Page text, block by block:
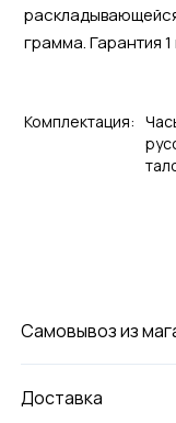
грамма. Гарантия 1
Комплектация:
Самовывоз из
Доставка